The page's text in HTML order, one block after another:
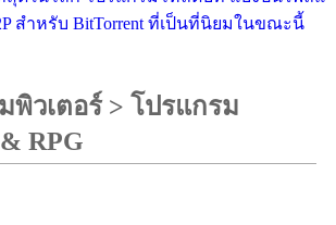
สำหรับ BitTorrent ที่เป็นที่นิยมในขณะนี้
พิวเตอร์> โปรแกรม
RPG